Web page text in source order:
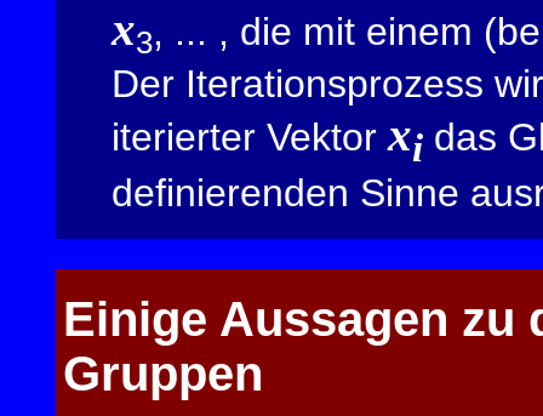
x3, ... , die mit einem
Der Iterationsprozess
iterierter Vektorxidas
definierenden Sinne
Einige Aussagen zu
Gruppen